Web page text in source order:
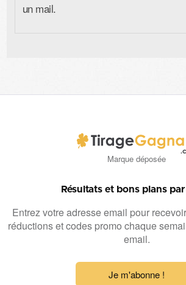
un mail.
Marque déposée
Résultats et bons plans par
Entrez votre adresse email pour
réductions et codes promo chaque
email.
Je m'abonne !